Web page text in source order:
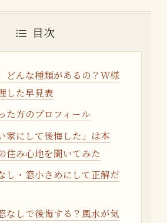
目次
どんな種類があるの？W様
した早見表
た方のプロフィール
家にして後悔した」は本
住み心地を聞いてみた
し・窓小さめにして正解だ
なしで後悔する？風水が気